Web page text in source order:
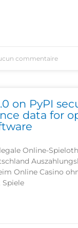
commentaire
on PyPI
data for
Online-
Online Casino
Spiele